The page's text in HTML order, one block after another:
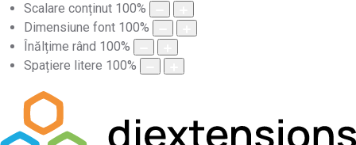
Scalare conținut 100%
Dimensiune font 100%
Înălțime rând 100%
Spațiere litere 100%